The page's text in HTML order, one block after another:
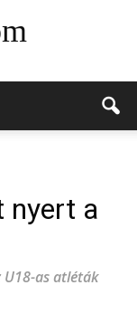
nyert a
as atléták